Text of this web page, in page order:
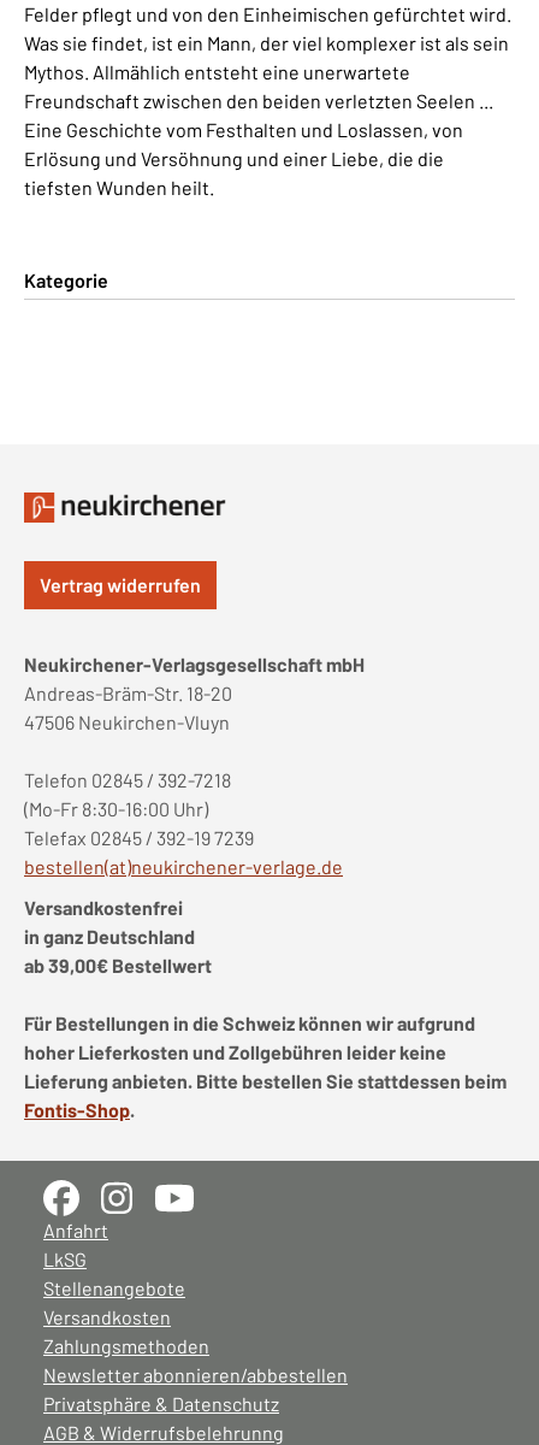
Felder pflegt und von den Einheimischen gefürchtet wird.
Was sie findet, ist ein Mann, der viel komplexer ist als sein
Mythos. Allmählich entsteht eine unerwartete
Freundschaft zwischen den beiden verletzten Seelen ...
Eine Geschichte vom Festhalten und Loslassen, von
Erlösung und Versöhnung und einer Liebe, die die
tiefsten Wunden heilt.
Kategorie
Vertrag widerrufen
Neukirchener-Verlagsgesellschaft mbH
Andreas-Bräm-Str. 18-20
47506 Neukirchen-Vluyn
Telefon 02845 / 392-7218
(Mo-Fr 8:30-16:00 Uhr)
Telefax 02845 / 392-19 7239
bestellen(at)neukirchener-verlage.de
Versandkostenfrei
in ganz Deutschland
ab 39,00€ Bestellwert
Für Bestellungen in die Schweiz können wir aufgrund
hoher Lieferkosten und Zollgebühren leider keine
Lieferung anbieten. Bitte bestellen Sie stattdessen beim
Fontis-Shop.
Anfahrt
LkSG
Stellenangebote
Versandkosten
Zahlungsmethoden
Newsletter abonnieren/abbestellen
Privatsphäre & Datenschutz
AGB & Widerrufsbelehrunng